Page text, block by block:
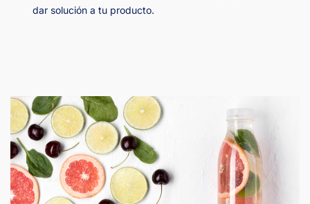
dar solución a tu producto.